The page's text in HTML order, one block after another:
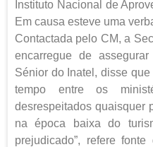
Instituto Nacional de
Em causa esteve uma
Contactada pelo CM, a
encarregue de
Sénior do Inatel, disse
tempo entre os
desrespeitados quaisquer
na época baixa do
prejudicado”, refere